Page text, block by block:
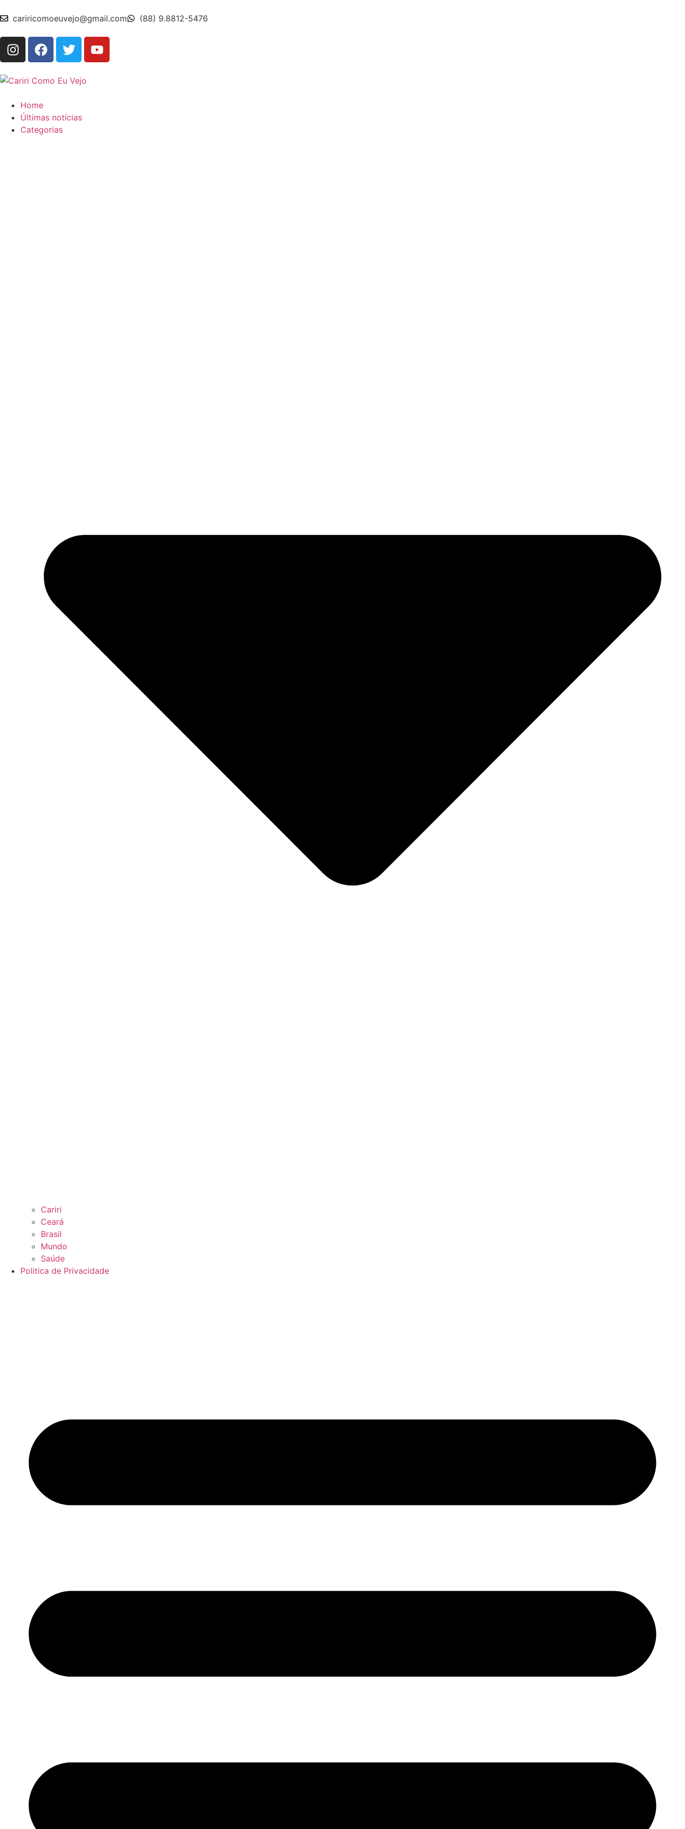
cariricomoeuvejo@gmail.com (88) 9.8812-5476
Home
Últimas notícias
Categorias
Cariri
Ceará
Brasil
Mundo
Saúde
Politica de Privacidade